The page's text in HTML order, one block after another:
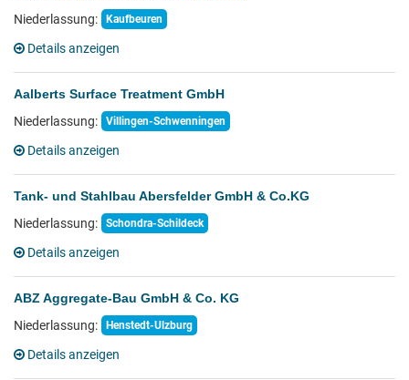
Niederlassung:
Kaufbeuren
Details anzeigen
Aalberts Surface Treatment GmbH
Niederlassung:
Villingen-Schwenningen
Details anzeigen
Tank- und Stahlbau Abersfelder GmbH & Co.KG
Niederlassung:
Schondra-Schildeck
Details anzeigen
ABZ Aggregate-Bau GmbH & Co. KG
Niederlassung:
Henstedt-Ulzburg
Details anzeigen